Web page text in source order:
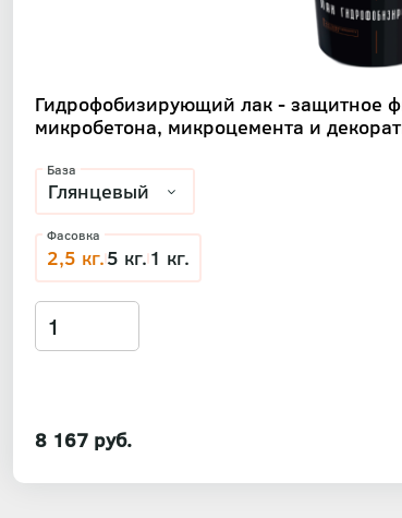
Гидрофобизирующий лак - защитное
микробетона, микроцемента и
8 167 руб.
База
Фасовка
2,5 кг.5 кг. 1 кг.